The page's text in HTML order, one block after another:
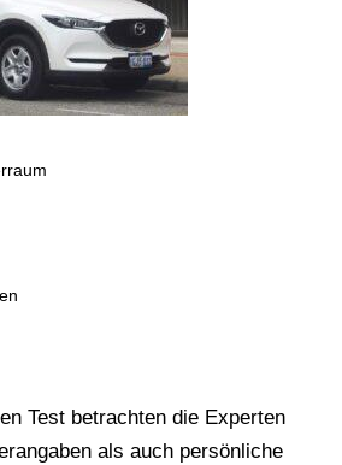
Test betrachten die Experten
als auch persönliche